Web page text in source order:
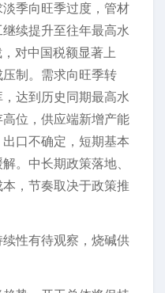
季向旺季过度，管材
续提升至往年最高水
对中国税额显著上
制。需求向旺季转
达到历史同期最高水
位，供应端新增产能
口不确定，短期基本
。中长期政策落地、
，节奏取决于政策推
性有待观察，烧碱供